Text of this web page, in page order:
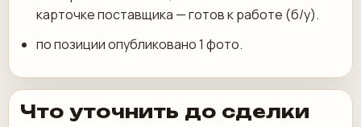
карточке поставщика — готов к работе (б/у).
по позиции опубликовано 1 фото.
Что уточнить до сделки